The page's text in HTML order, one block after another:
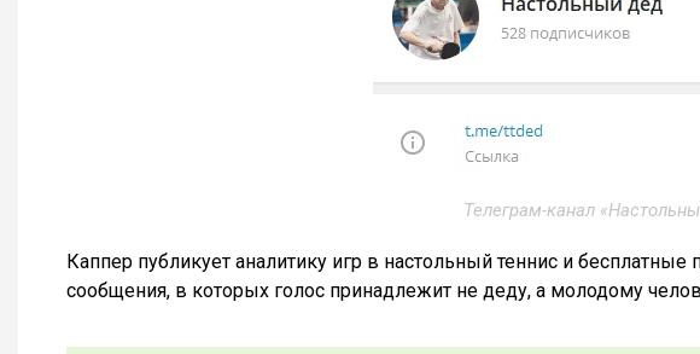
Телеграм-канал
Каппер публикует аналитику игр в настольный теннис и
сообщения, в которых голос принадлежит не деду, а молодому